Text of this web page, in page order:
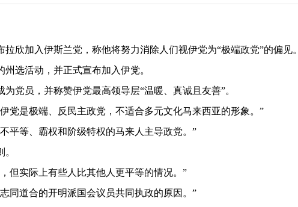
拉欣加入伊斯兰党，称他将努力消除人们视伊党为“极端政党”的偏见。
选活动，并正式宣布加入伊党。
党员，并称赞伊党最高领导层“温暖、真诚且友善”。
党是极端、反民主政党，不适合多元文化马来西亚的形象。”
平等、霸权和阶级特权的马来人主导政党。”
但实际上有些人比其他人更平等的情况。”
同道合的开明派国会议员共同执政的原因。”